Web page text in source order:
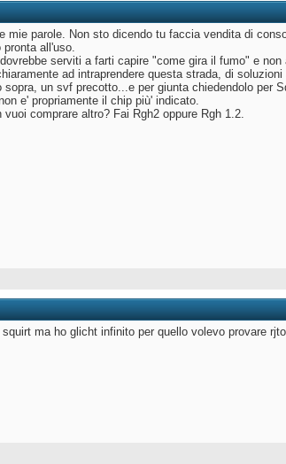
mie parole. Non sto dicendo tu faccia vendita di
all'uso.
dovrebbe serviti a farti capire "come gira il fumo" e
ad intraprendere questa strada, di
sopra, un svf precotto...e per giunta chiedendolo per
e' propriamente il chip più' indicato.
vuoi comprare altro? Fai Rgh2 oppure Rgh 1.2.
squirt ma ho glicht infinito per quello volevo provare